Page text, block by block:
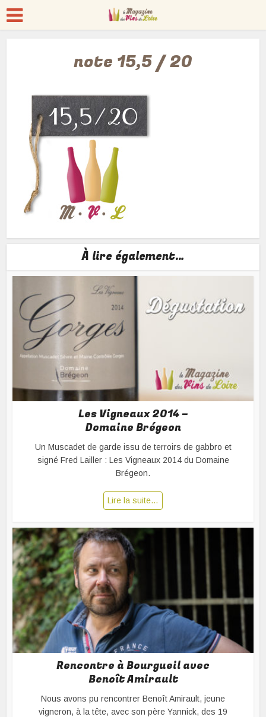
note 15,5 / 20
À lire également…
Les Vigneaux 2014 –
Domaine Brégeon
Un Muscadet de garde issu de terroirs de gabbro et
signé Fred Lailler : Les Vigneaux 2014 du Domaine
Brégeon.
Lire la suite…
Rencontre à Bourgueil avec
Benoît Amirault
Nous avons pu rencontrer Benoît Amirault, jeune
vigneron, à la tête, avec son père Yannick, des 19